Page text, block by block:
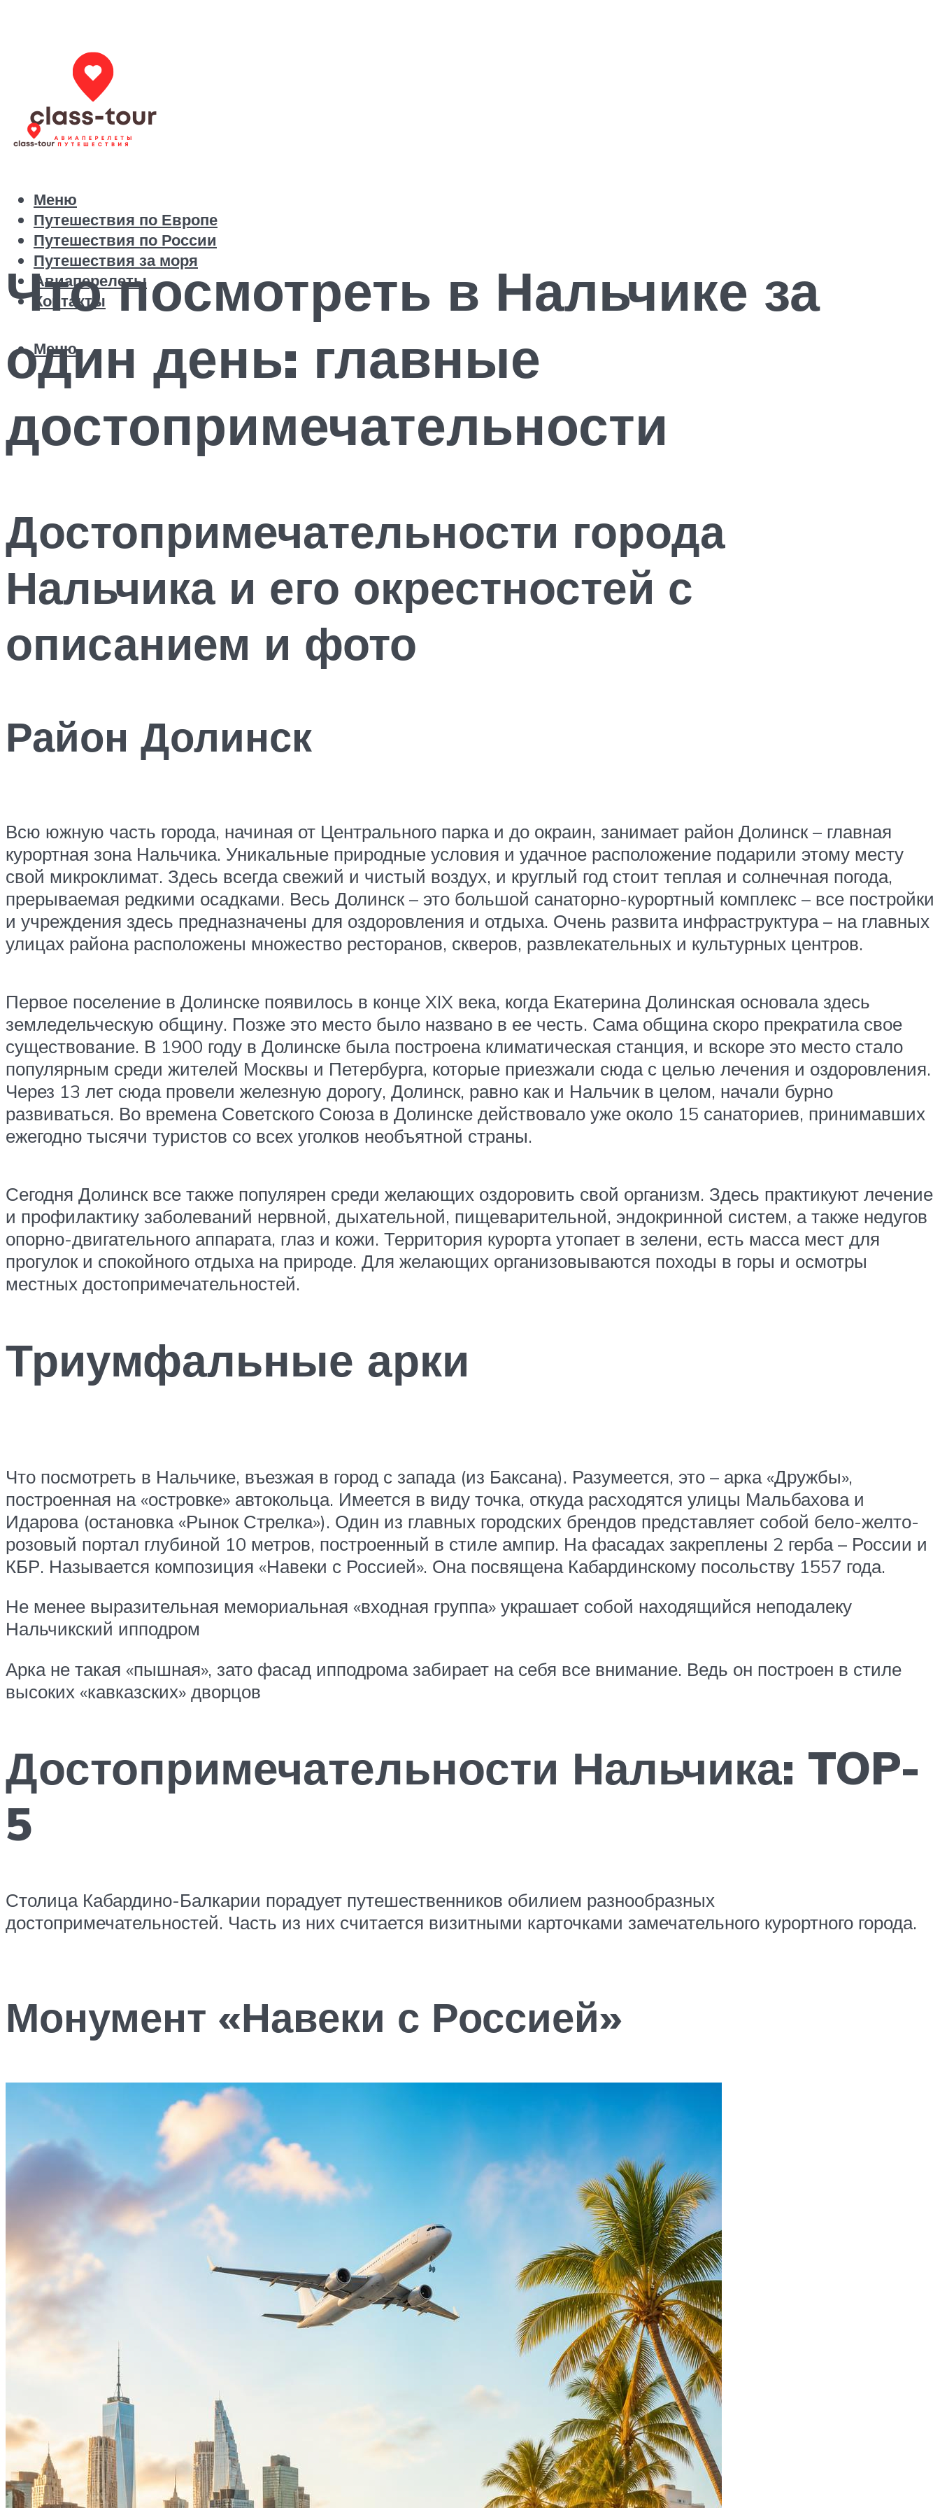
Путешествия по Европе
Путешествия по России
Путешествия за моря
Авиаперелеты
Контакты
Меню
Меню
Что посмотреть в Нальчике за
один день: главные
достопримечательности
Достопримечательности города
Нальчика и его окрестностей с
описанием и фото
Район Долинск
Всю южную часть города, начиная от Центрального парка и до окраин, занимает район Долинск – главная
курортная зона Нальчика. Уникальные природные условия и удачное расположение подарили этому месту
свой микроклимат. Здесь всегда свежий и чистый воздух, и круглый год стоит теплая и солнечная погода,
прерываемая редкими осадками. Весь Долинск – это большой санаторно-курортный комплекс – все постройки
и учреждения здесь предназначены для оздоровления и отдыха. Очень развита инфраструктура – на главных
улицах района расположены множество ресторанов, скверов, развлекательных и культурных центров.
Первое поселение в Долинске появилось в конце XIX века, когда Екатерина Долинская основала здесь
земледельческую общину. Позже это место было названо в ее честь. Сама община скоро прекратила свое
существование. В 1900 году в Долинске была построена климатическая станция, и вскоре это место стало
популярным среди жителей Москвы и Петербурга, которые приезжали сюда с целью лечения и оздоровления.
Через 13 лет сюда провели железную дорогу, Долинск, равно как и Нальчик в целом, начали бурно
развиваться. Во времена Советского Союза в Долинске действовало уже около 15 санаториев, принимавших
ежегодно тысячи туристов со всех уголков необъятной страны.
Сегодня Долинск все также популярен среди желающих оздоровить свой организм. Здесь практикуют лечение
и профилактику заболеваний нервной, дыхательной, пищеварительной, эндокринной систем, а также недугов
опорно-двигательного аппарата, глаз и кожи. Территория курорта утопает в зелени, есть масса мест для
прогулок и спокойного отдыха на природе. Для желающих организовываются походы в горы и осмотры
местных достопримечательностей.
Триумфальные арки
Что посмотреть в Нальчике, въезжая в город с запада (из Баксана). Разумеется, это – арка «Дружбы»,
построенная на «островке» автокольца. Имеется в виду точка, откуда расходятся улицы Мальбахова и
Идарова (остановка «Рынок Стрелка»). Один из главных городских брендов представляет собой бело-желто-
розовый портал глубиной 10 метров, построенный в стиле ампир. На фасадах закреплены 2 герба – России и
КБР. Называется композиция «Навеки с Россией». Она посвящена Кабардинскому посольству 1557 года.
Не менее выразительная мемориальная «входная группа» украшает собой находящийся неподалеку
Нальчикский ипподром
Арка не такая «пышная», зато фасад ипподрома забирает на себя все внимание. Ведь он построен в стиле
высоких «кавказских» дворцов
Достопримечательности Нальчика: TOP-
5
Столица Кабардино-Балкарии порадует путешественников обилием разнообразных
достопримечательностей. Часть из них считается визитными карточками замечательного курортного города.
Монумент «Навеки с Россией»